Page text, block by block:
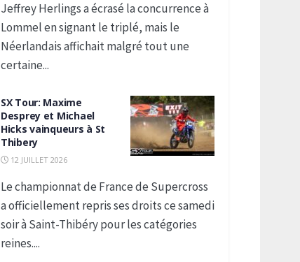
Jeffrey Herlings a écrasé la concurrence à
Lommel en signant le triplé, mais le
Néerlandais affichait malgré tout une
certaine...
SX Tour: Maxime
Desprey et Michael
Hicks vainqueurs à St
Thibery
12 JUILLET 2026
Le championnat de France de Supercross
a officiellement repris ses droits ce samedi
soir à Saint-Thibéry pour les catégories
reines....